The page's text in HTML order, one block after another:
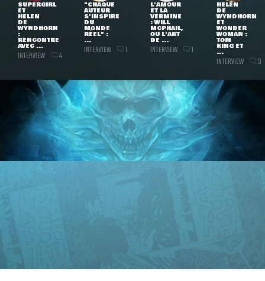
SUPERGIRL
ET
HELEN
DE
WYNDHORN
:
RENCONTRE
AVEC ...
INTERVIEW 4
"CHAQUE
AUTEUR
S'INSPIRE
DU
MONDE
RÉEL" :
...
INTERVIEW 1
L'AMOUR
ET LA
VERMINE
: WILL
MCPHAIL,
OU L'ART
DE ...
INTERVIEW 1
HELEN
DE
WYNDHORN
ET
WONDER
WOMAN :
TOM
KING ET
...
INTERVIEW 3